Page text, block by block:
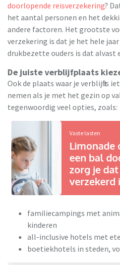
doorlopende reisverzekering?
het aantal personen en het
andere factoren. Het grootste
verzekering is dat je het hele
drukbezette ouders is dat alvast
De juiste verblijfplaats
Ook de plaats waar je verblijft is
nemen als je met het gezin op
tegenwoordig veel opties, zoals:
Vaste lasten
Limonade
een bal
zorg je
verzekerd
familiecampings met
kinderen
all-inclusive hotels met
boetiekhotels in steden,